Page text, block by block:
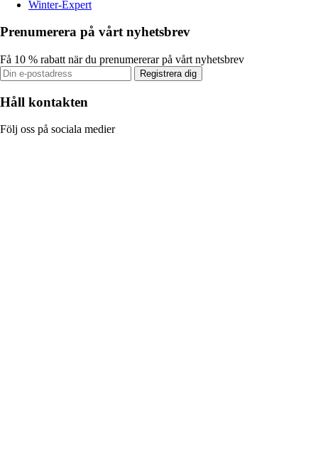
Winter-Expert
Prenumerera på vårt nyhetsbrev
Få 10 % rabatt när du prenumererar på vårt nyhetsbrev
Registrera dig
Håll kontakten
Följ oss på sociala medier